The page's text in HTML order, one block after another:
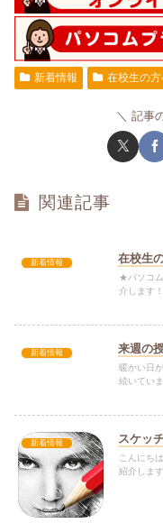
新着情報 在校生の方
記事
関連記事
新着情報 在校生
★パソコ
介します
新着情報 来週の
暖かい日
続いてい
新着情報 スケッ
こんにち
紹介しま